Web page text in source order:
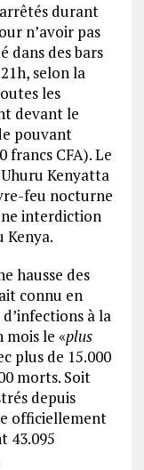
durant
n’avoir pas
dans des bars
selon la
les
devant le
pouvant
francs CFA). Le
Kenyatta
feu nocturne
interdiction
Kenya.
hausse des
connu en
à la
mois le «plus
plus de 15.000
morts. Soit
depuis
officiellement
43.095